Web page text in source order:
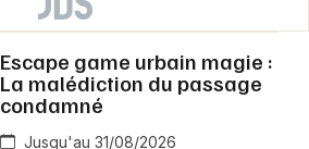
Escape game urbain magie :
La malédiction du passage
condamné
Jusqu'au 31/08/2026